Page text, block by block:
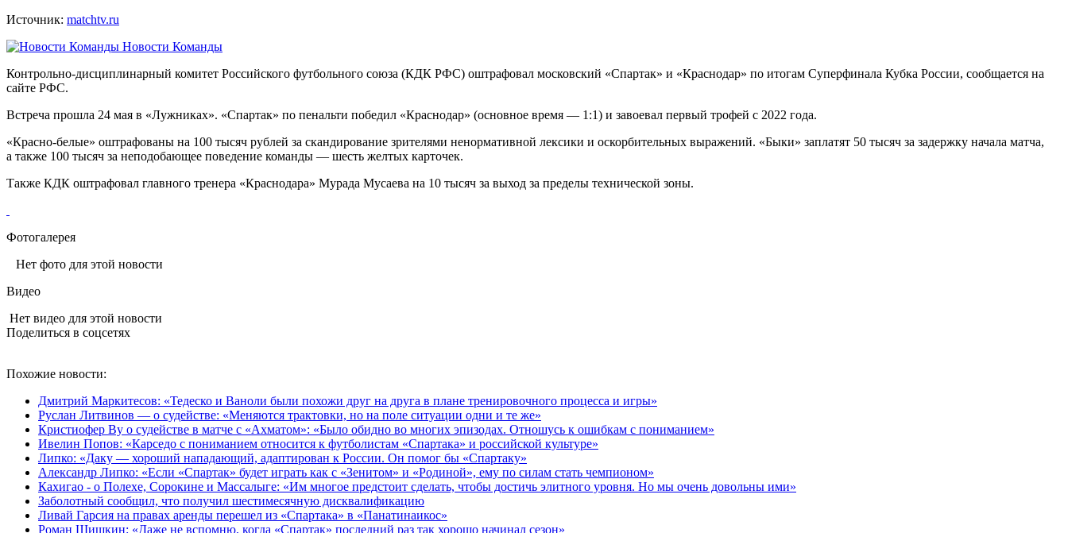
Источник: matchtv.ru
Новости Команды
Контрольно‑дисциплинарный комитет Российского футбольного союза (КДК РФС) оштрафовал московский «Спартак» и «Краснодар» по итогам Суперфинала Кубка России, сообщается на
сайте РФС.
Встреча прошла 24 мая в «Лужниках». «Спартак» по пенальти победил «Краснодар» (основное время — 1:1) и завоевал первый трофей с 2022 года.
«Красно‑белые» оштрафованы на 100 тысяч рублей за скандирование зрителями ненормативной лексики и оскорбительных выражений. «Быки» заплатят 50 тысяч за задержку начала матча,
а также 100 тысяч за неподобающее поведение команды — шесть желтых карточек.
Также КДК оштрафовал главного тренера «Краснодара» Мурада Мусаева на 10 тысяч за выход за пределы технической зоны.
Фотогалерея
Нет фото для этой новости
Видео
Нет видео для этой новости
Поделиться в соцсетях
Похожие новости:
Дмитрий Маркитесов: «Тедеско и Ваноли были похожи друг на друга в плане тренировочного процесса и игры»
Руслан Литвинов — о судействе: «Меняются трактовки, но на поле ситуации одни и те же»
Кристиофер Ву о судействе в матче с «Ахматом»: «Было обидно во многих эпизодах. Отношусь к ошибкам с пониманием»
Ивелин Попов: «Карседо с пониманием относится к футболистам «Спартака» и российской культуре»
Липко: «Даку — хороший нападающий, адаптирован к России. Он помог бы «Спартаку»
Александр Липко: «Если «Спартак» будет играть как с «Зенитом» и «Родиной», ему по силам стать чемпионом»
Кахигао - о Полехе, Сорокине и Массалыге: «Им многое предстоит сделать, чтобы достичь элитного уровня. Но мы очень довольны ими»
Заболотный сообщил, что получил шестимесячную дисквалификацию
Ливай Гарсия на правах аренды перешел из «Спартака» в «Панатинаикос»
Роман Шишкин: «Даже не вспомню, когда «Спартак» последний раз так хорошо начинал сезон»